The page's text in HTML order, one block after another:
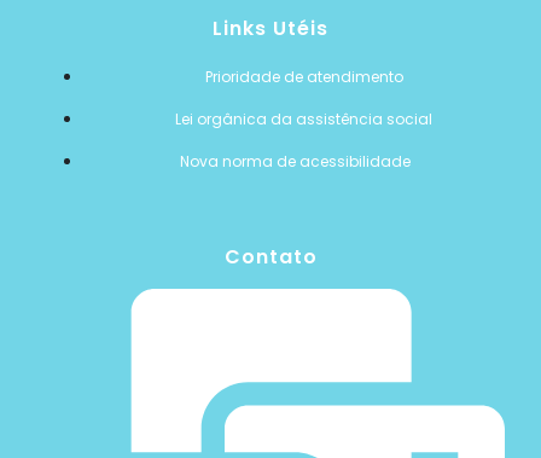
Links Utéis
Prioridade de atendimento
Lei orgânica da assistência social
Nova norma de acessibilidade
Contato